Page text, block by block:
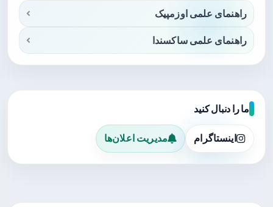
راهنمای علمی اوزمپیک
راهنمای علمی ساکسندا
ما را دنبال کنید
اینستاگرام مدیریت اعلان‌ها